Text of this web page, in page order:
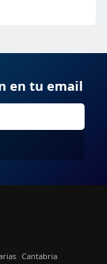
en tu email
Cantabria